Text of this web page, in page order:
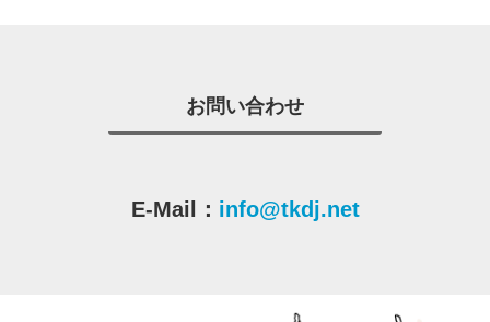
お問い合わせ
E-Mail： info@tkdj.net